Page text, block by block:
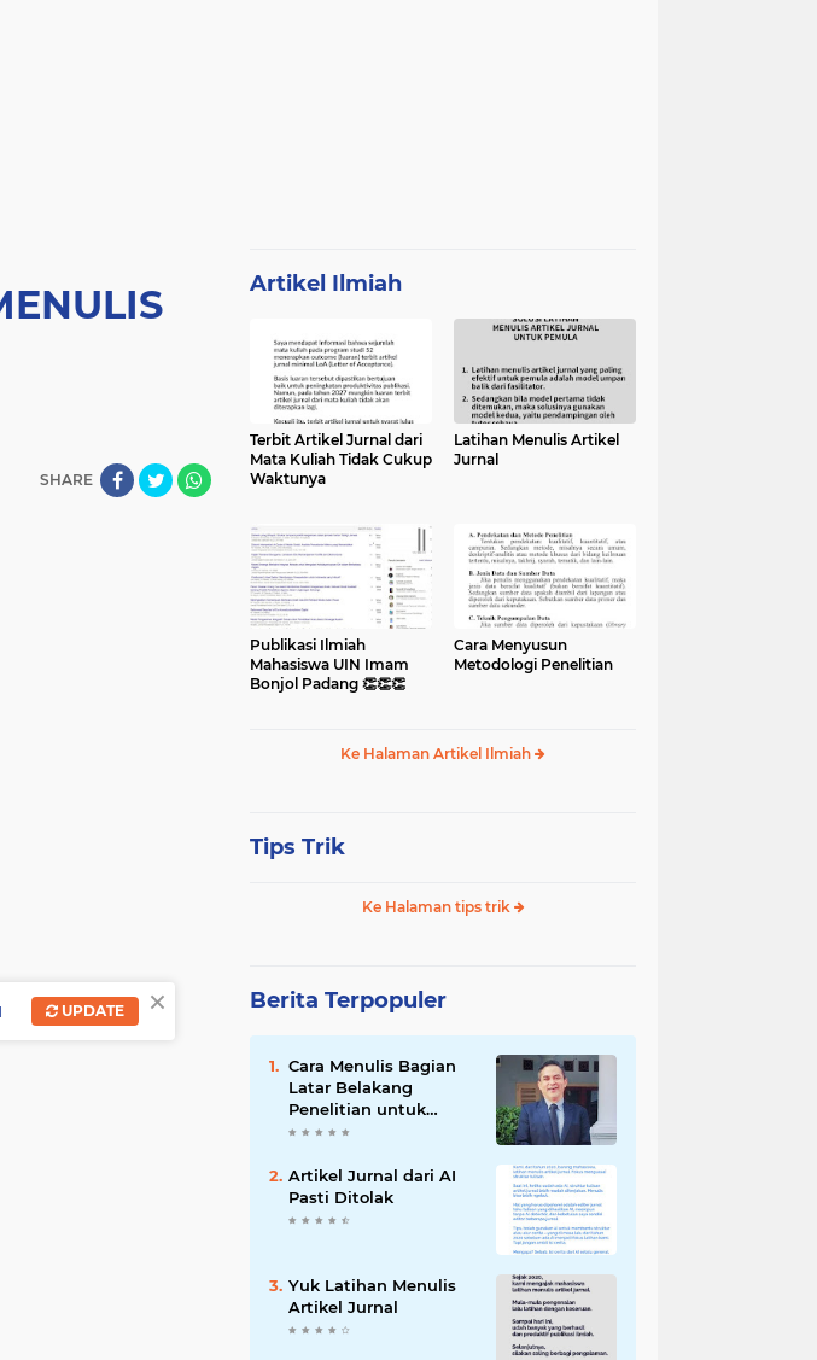
SHARE
Artikel Ilmiah
Terbit Artikel Jurnal dari
Mata Kuliah Tidak Cukup
Waktunya
Latihan Menulis Artikel
Jurnal
Publikasi Ilmiah
Mahasiswa UIN Imam
Bonjol Padang 👏👏👏
Cara Menyusun
Metodologi Penelitian
Ke Halaman Artikel Ilmiah
Tips Trik
Ke Halaman tips trik
Berita Terpopuler
Cara Menulis Bagian
Latar Belakang
Penelitian untuk
Proposal Skripsi
Artikel Jurnal dari AI
Pasti Ditolak
Yuk Latihan Menulis
Artikel Jurnal
×
UPDATE